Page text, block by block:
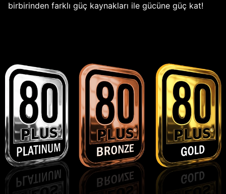
birbirinden farklı güç kaynakları ile gücüne güç kat!